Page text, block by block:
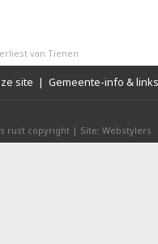
van Tienen
site | Gemeente-info & links
rust copyright | Site: Webstylers